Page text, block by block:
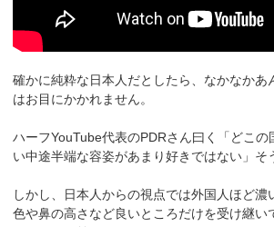
確かに純粋な日本人だとしたら、なかなかあ
はお目にかかれません。
ハーフYouTube代表のPDRさん曰く「どこの
い中途半端な容姿があまり好きではない」そ
しかし、日本人からの視点では外国人ほど濃
色や鼻の高さなど良いところだけを受け継い